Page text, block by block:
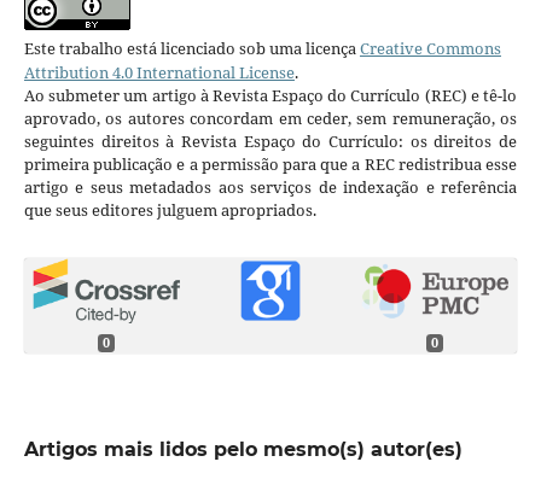
Este trabalho está licenciado sob uma licençaCreative Commons
Attribution 4.0 International License.
Ao submeter um artigo à Revista Espaço do Currículo (REC) e tê-lo
aprovado, os autores concordam em ceder, sem remuneração, os
seguintes direitos à Revista Espaço do Currículo: os direitos de
primeira publicação e a permissão para que a REC redistribua esse
artigo e seus metadados aos serviços de indexação e referência
que seus editores julguem apropriados.
0 0
Artigos mais lidos pelo mesmo(s) autor(es)